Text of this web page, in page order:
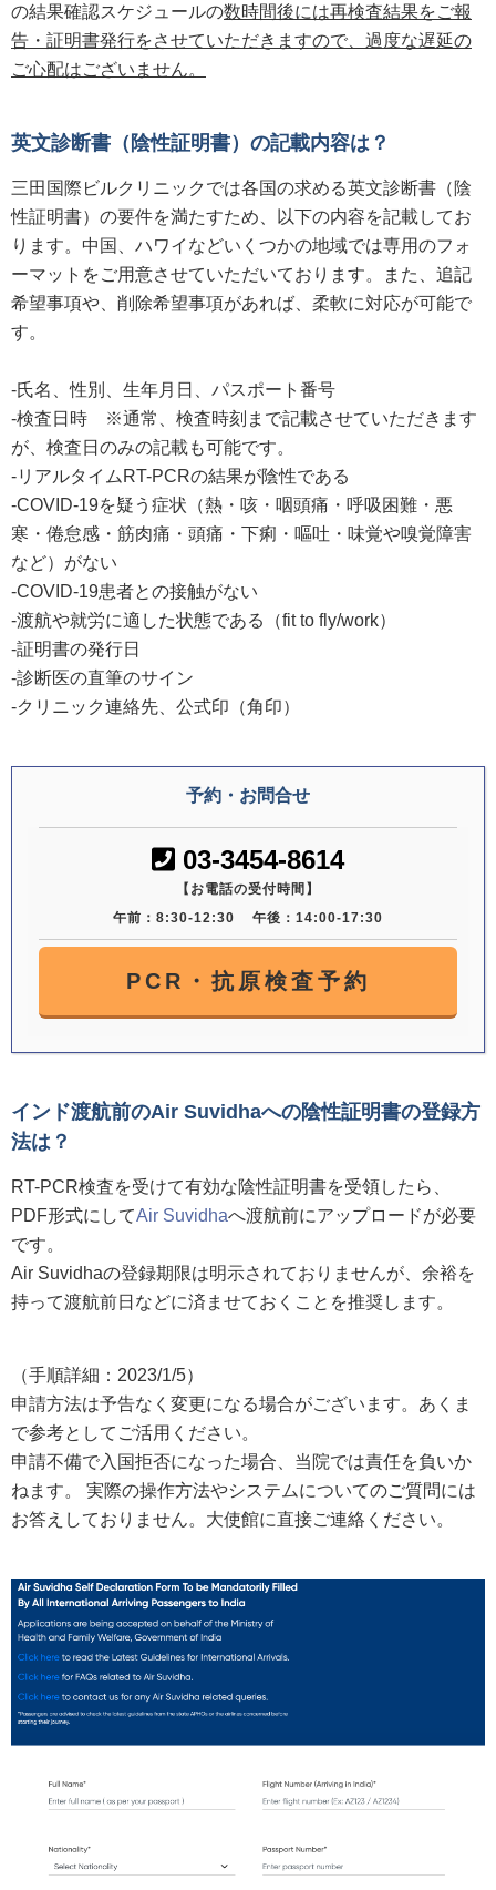
の結果確認スケジュールの数時間後には再検査結果をご報
告・証明書発行をさせていただきますので、過度な遅延の
ご心配はございません。
英文診断書（陰性証明書）の記載内容は？
三田国際ビルクリニックでは各国の求める英文診断書（陰
性証明書）の要件を満たすため、以下の内容を記載してお
ります。中国、ハワイなどいくつかの地域では専用のフォ
ーマットをご用意させていただいております。また、追記
希望事項や、削除希望事項があれば、柔軟に対応が可能で
す。
-氏名、性別、生年月日、パスポート番号
-検査日時 ※通常、検査時刻まで記載させていただきます
が、検査日のみの記載も可能です。
-リアルタイムRT-PCRの結果が陰性である
-COVID-19を疑う症状（熱・咳・咽頭痛・呼吸困難・悪
寒・倦怠感・筋肉痛・頭痛・下痢・嘔吐・味覚や嗅覚障害
など）がない
-COVID-19患者との接触がない
-渡航や就労に適した状態である（fit to fly/work）
-証明書の発行日
-診断医の直筆のサイン
-クリニック連絡先、公式印（角印）
予約・お問合せ
03-3454-8614
【お電話の受付時間】
午前：8:30-12:30
午後：14:00-17:30
PCR・抗原検査予約
インド渡航前のAir Suvidhaへの陰性証明書の登録方
法は？
RT-PCR検査を受けて有効な陰性証明書を受領したら、
PDF形式にしてAir Suvidhaへ渡航前にアップロードが必要
です。
Air Suvidhaの登録期限は明示されておりませんが、余裕を
持って渡航前日などに済ませておくことを推奨します。
（手順詳細：2023/1/5）
申請方法は予告なく変更になる場合がございます。あくま
で参考としてご活用ください。
申請不備で入国拒否になった場合、当院では責任を負いか
ねます。 実際の操作方法やシステムについてのご質問には
お答えしておりません。大使館に直接ご連絡ください。